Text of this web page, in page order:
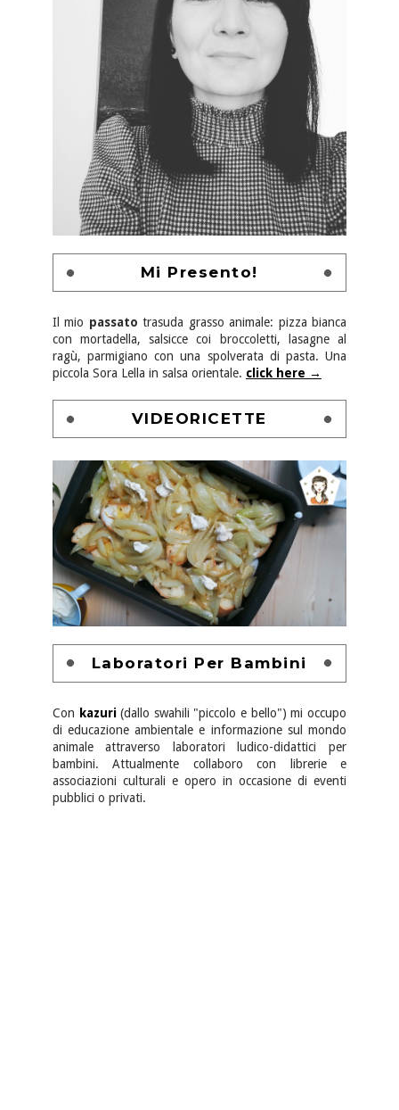
Mi Presento!
Il mio passatotrasuda grasso animale: pizza bianca
con mortadella, salsicce coi broccoletti, lasagne al
ragù, parmigiano con una spolverata di pasta. Una
piccola Sora Lella in salsa orientale. click here →
VIDEORICETTE
Laboratori Per Bambini
Con kazuri(dallo swahili "piccolo e bello") mi occupo
di educazione ambientale e informazione sul mondo
animale attraverso laboratori ludico-didattici per
bambini. Attualmente collaboro con librerie e
associazioni culturali e opero in occasione di eventi
pubblici o privati.